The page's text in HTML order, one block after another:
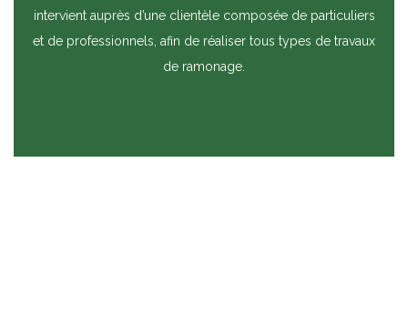
intervient auprès d’une clientèle composée de particuliers
et de professionnels, afin de réaliser tous types de travaux
de ramonage.